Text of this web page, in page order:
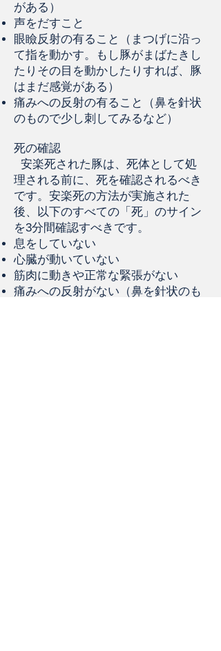
がある）
声をだすこと
眼瞼反射の有ること（まつげに沿っ
て指を動かす。もし豚がまばたきし
たりその目を動かしたりすれば、豚
はまだ感覚がある）
痛みへの反射の有ること（鼻を針状
のもので少し刺してみるなど）
死の確認
安楽死された豚は、死体として処
理される前に、死を確認されるべき
です。安楽死の方法が実施された
後、以下のすべての「死」のサイン
を3分間確認すべきです。
息をしていない
心臓が動いていない
筋肉に動きや正常な緊張がない
痛みへの反射がない（鼻を針状のも